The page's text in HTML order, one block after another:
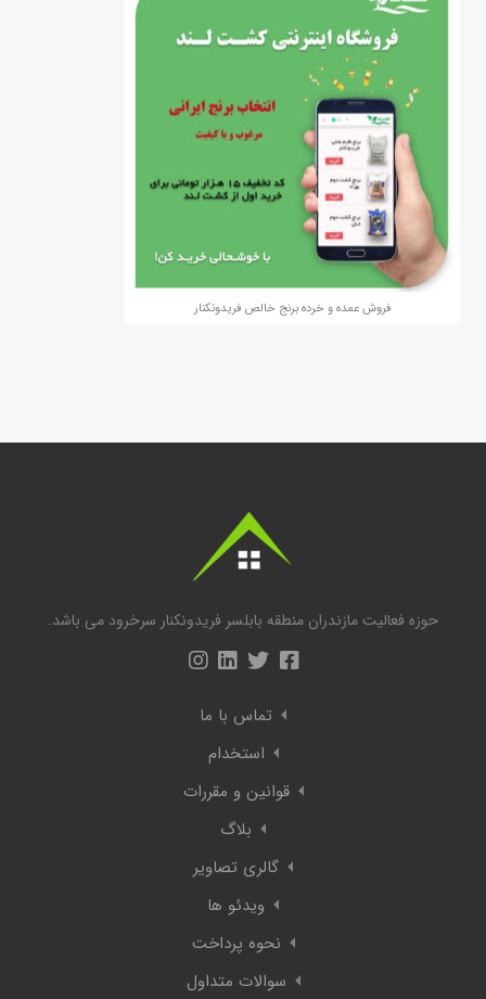
فروش عمده و خرده برنج خالص فریدونکنار
حوزه فعالیت مازندران منطقه بابلسر فریدونکنار سرخرود می باشد.
تماس با ما
استخدام
قوانین و مقررات
بلاگ
گالری تصاویر
ویدئو ها
نحوه پرداخت
سوالات متداول